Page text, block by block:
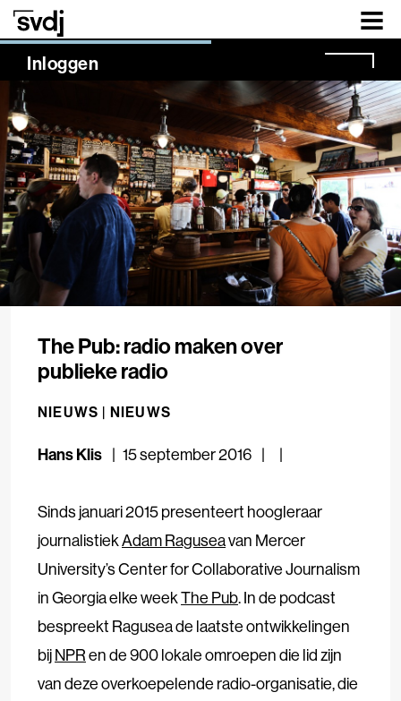
Naar hoofdinhoud
Inloggen
NaN%
The Pub: radio maken over
publieke radio
NIEUWS | NIEUWS
Hans Klis 15 september 2016
Sinds januari 2015 presenteert hoogleraar
journalistiekAdam Raguseavan Mercer
University’s Center for Collaborative Journalism
in Georgia elke weekThe Pub. In de podcast
bespreekt Ragusea de laatste ontwikkelingen
bijNPRen de 900 lokale omroepen die lid zijn
van deze overkoepelende radio-organisatie, die